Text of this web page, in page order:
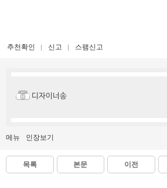
추천확인 신고 스팸신고
디자이너송
메뉴 인장보기
목록 본문 이전